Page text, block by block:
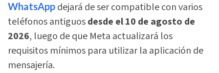
WhatsApp dejará de ser compatible con varios
teléfonos antiguosdesde el 10 de agosto de
2026, luego de que Meta actualizará los
requisitos mínimos para utilizar la aplicación de
mensajería.